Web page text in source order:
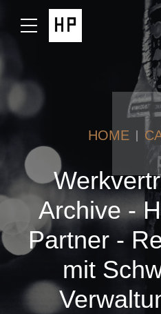
HOME
Archive -
Partner -
mit